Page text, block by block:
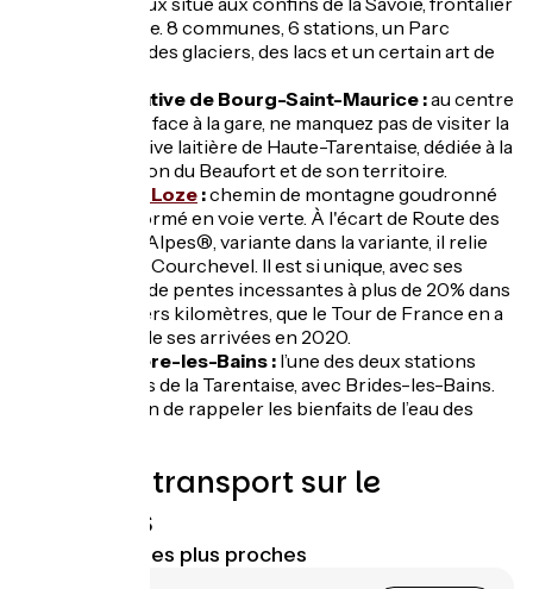
avec l’Italie. 8 communes, 6 stations, un Parc
National, des glaciers, des lacs et un certain art de
Coopérative de Bourg-Saint-Maurice :au centre
du bourg, face à la gare, ne manquez pas de visiter la
coopérative laitière de Haute-Tarentaise, dédiée à la
valorisation du Beaufort et de son territoire.
Col de la Loze :chemin de montagne goudronné
et transformé en voie verte. À l'écart de Route des
Grandes Alpes®, variante dans la variante, il relie
Méribel à Courchevel. Il est si unique, avec ses
ruptures de pentes incessantes à plus de 20% dans
les derniers kilomètres, que le Tour de France en a
fait l’une de ses arrivées en 2020.
La Léchère-les-Bains : l’une des deux stations
thermales de la Tarentaise, avec Brides-les-Bains.
L’occasion de rappeler les bienfaits de l’eau des
Trains et transport sur le
parcours
Gares SNCF les plus proches